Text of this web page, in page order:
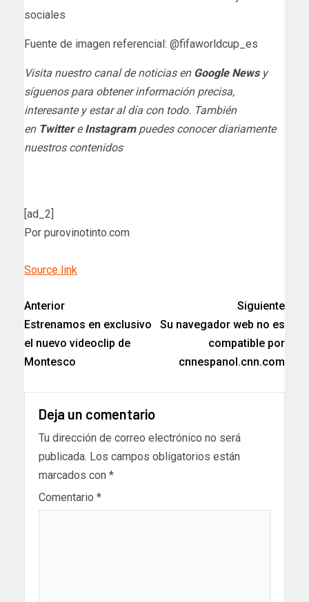
sociales
Fuente de imagen referencial: @fifaworldcup_es
Visita nuestro canal de noticias en Google Newsy
síguenos para obtener información precisa,
interesante y estar al día con todo. También
en TwittereInstagrampuedes conocer diariamente
nuestros contenidos
[ad_2]
Por purovinotinto.com
Source link
Anterior
Estrenamos en exclusivo
el nuevo videoclip de
Montesco
Siguiente
Su navegador web no es
compatible por
cnnespanol.cnn.com
Deja un comentario
Tu dirección de correo electrónico no será
publicada. Los campos obligatorios están
marcados con *
Comentario *